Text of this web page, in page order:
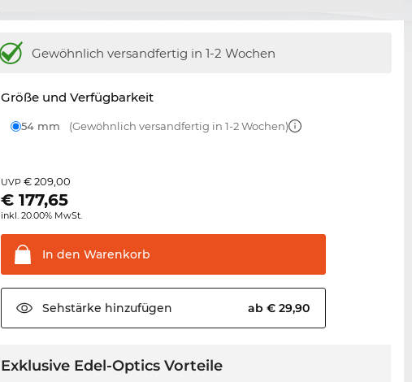
Gewöhnlich versandfertig in 1-2 Wochen
Größe und Verfügbarkeit
54 mm (Gewöhnlich versandfertig in 1-2 Wochen)
UVP€ 209,00
€177,65
inkl. 20.00% MwSt.
In den Warenkorb
Sehstärke hinzufügen ab € 29,90
Exklusive Edel-Optics Vorteile